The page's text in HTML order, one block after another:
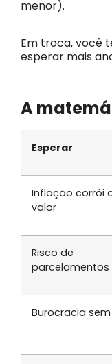
menor).
Em troca, você
esperar mais
A
Esperar
Inflação corrói
valor
Risco de
parcelamentos
Burocracia